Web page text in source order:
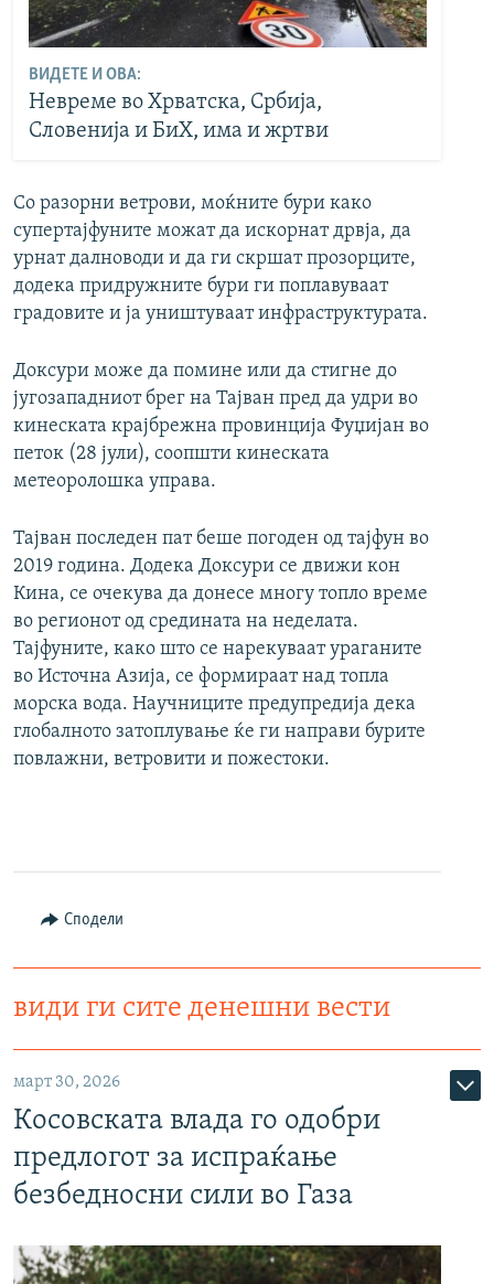
ВИДЕТЕ И ОВА:
Невреме во Хрватска, Србија,
Словенија и БиХ, има и жртви
Со разорни ветрови, моќните бури како
супертајфуните можат да искорнат дрвја, да
урнат далноводи и да ги скршат прозорците,
додека придружните бури ги поплавуваат
градовите и ја уништуваат инфраструктурата.
Доксури може да помине или да стигне до
југозападниот брег на Тајван пред да удри во
кинеската крајбрежна провинција Фуџијан во
петок (28 јули), соопшти кинеската
метеоролошка управа.
Тајван последен пат беше погоден од тајфун во
2019 година. Додека Доксури се движи кон
Кина, се очекува да донесе многу топло време
во регионот од средината на неделата.
Тајфуните, како што се нарекуваат ураганите
во Источна Азија, се формираат над топла
морска вода. Научниците предупредија дека
глобалното затоплување ќе ги направи бурите
повлажни, ветровити и пожестоки.
Сподели
види ги сите денешни вести
март 30, 2026
Косовската влада го одобри
предлогот за испраќање
безбедносни сили во Газа